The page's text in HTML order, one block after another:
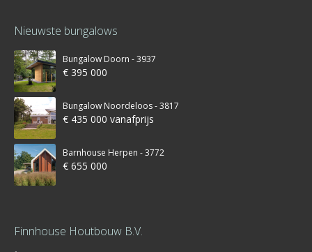
Nieuwste bungalows
Bungalow Doorn - 3937
€ 395 000
Bungalow Noordeloos - 3817
€ 435 000 vanafprijs
Barnhouse Herpen - 3772
€ 655 000
Finnhouse Houtbouw B.V.